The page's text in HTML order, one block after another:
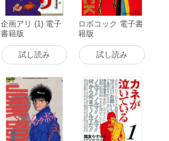
企画アリ (1) 電子
書籍版
試し読み
ロボコック 電子書
籍版
試し読み